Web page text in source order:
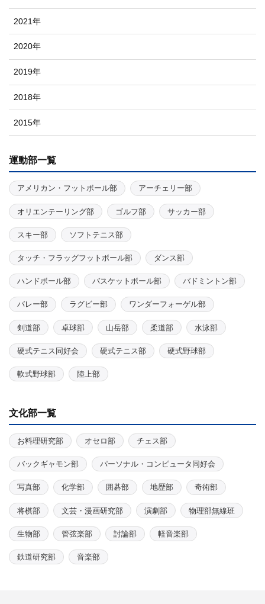
2021年
2020年
2019年
2018年
2015年
運動部一覧
アメリカン・フットボール部 アーチェリー部
オリエンテーリング部 ゴルフ部 サッカー部
スキー部 ソフトテニス部
タッチ・フラッグフットボール部 ダンス部
ハンドボール部 バスケットボール部 バドミントン部
バレー部 ラグビー部 ワンダーフォーゲル部
剣道部 卓球部 山岳部 柔道部 水泳部
硬式テニス同好会 硬式テニス部 硬式野球部
軟式野球部 陸上部
文化部一覧
お料理研究部 オセロ部 チェス部
バックギャモン部 パーソナル・コンピュータ同好会
写真部 化学部 囲碁部 地歴部 奇術部
将棋部 文芸・漫画研究部 演劇部 物理部無線班
生物部 管弦楽部 討論部 軽音楽部
鉄道研究部 音楽部